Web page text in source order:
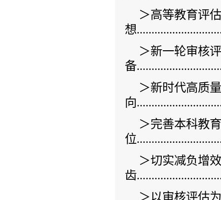
＞高等教育评
想
＞新一轮审核
备
＞新时代高质
向
＞完善本科教
位
＞切实减负增
齿
＞以审核评估